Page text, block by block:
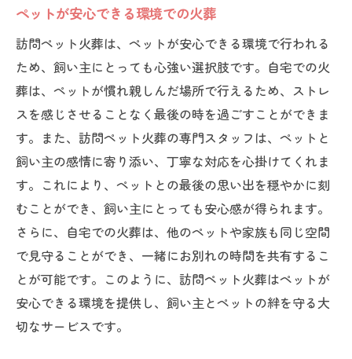
ペットが安心できる環境での火葬
訪問ペット火葬は、ペットが安心できる環境で行われる
ため、飼い主にとっても心強い選択肢です。自宅での火
葬は、ペットが慣れ親しんだ場所で行えるため、ストレ
スを感じさせることなく最後の時を過ごすことができま
す。また、訪問ペット火葬の専門スタッフは、ペットと
飼い主の感情に寄り添い、丁寧な対応を心掛けてくれま
す。これにより、ペットとの最後の思い出を穏やかに刻
むことができ、飼い主にとっても安心感が得られます。
さらに、自宅での火葬は、他のペットや家族も同じ空間
で見守ることができ、一緒にお別れの時間を共有するこ
とが可能です。このように、訪問ペット火葬はペットが
安心できる環境を提供し、飼い主とペットの絆を守る大
切なサービスです。